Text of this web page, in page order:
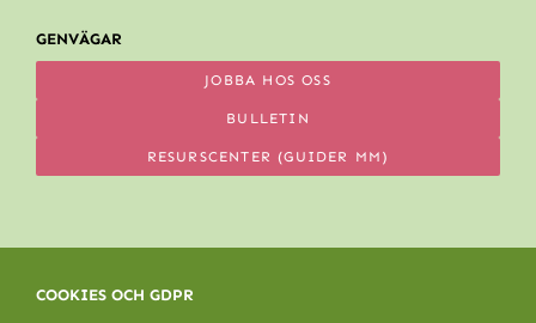
GENVÄGAR
JOBBA HOS OSS
BULLETIN
RESURSCENTER (GUIDER MM)
COOKIES OCH GDPR